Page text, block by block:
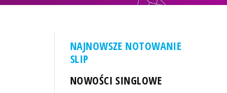
NAJNOWSZE NOTOWANIE
SLIP
NOWOŚCI SINGLOWE